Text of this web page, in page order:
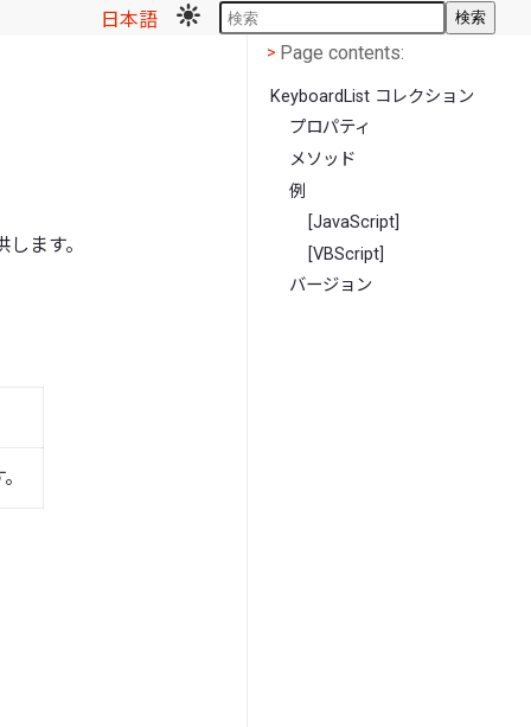
日本語 検索
ます。
< Page contents
> Page contents:
KeyboardList コレクション
プロパティ
メソッド
例
[JavaScript]
[VBScript]
バージョン